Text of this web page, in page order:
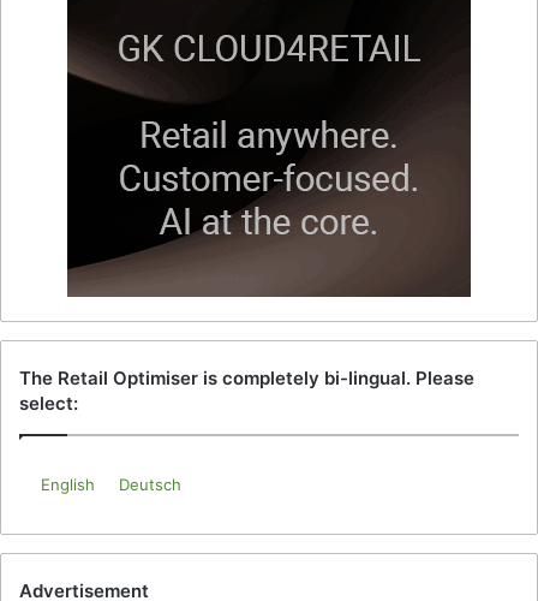
The Retail Optimiser is completely bi-lingual. Please
select:
English Deutsch
Advertisement